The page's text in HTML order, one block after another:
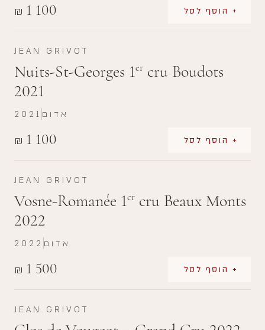
₪ 1 100 + הוסף לסל
JEAN GRIVOT
Nuits-St-Georges 1er cru Boudots
2021
₪ 1 100 + הוסף לסל
2021 אדום
JEAN GRIVOT
Vosne-Romanée 1er cru Beaux Monts
2022
₪ 1 500 + הוסף לסל
2022 אדום
JEAN GRIVOT